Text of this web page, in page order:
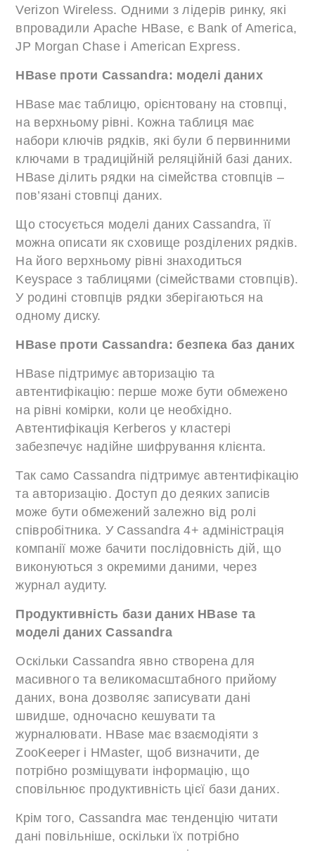
Verizon Wireless. Одними з лідерів ринку, які
впровадили Apache HBase, є Bank of America,
JP Morgan Chase і American Express.
HBase проти Cassandra: моделі даних
HBase має таблицю, орієнтовану на стовпці,
на верхньому рівні. Кожна таблиця має
набори ключів рядків, які були б первинними
ключами в традиційній реляційній базі даних.
HBase ділить рядки на сімейства стовпців –
пов’язані стовпці даних.
Що стосується моделі даних Cassandra, її
можна описати як сховище розділених рядків.
На його верхньому рівні знаходиться
Keyspace з таблицями (сімействами стовпців).
У родині стовпців рядки зберігаються на
одному диску.
HBase проти Cassandra: безпека баз даних
HBase підтримує авторизацію та
автентифікацію: перше може бути обмежено
на рівні комірки, коли це необхідно.
Автентифікація Kerberos у кластері
забезпечує надійне шифрування клієнта.
Так само Cassandra підтримує автентифікацію
та авторизацію. Доступ до деяких записів
може бути обмежений залежно від ролі
співробітника. У Cassandra 4+ адміністрація
компанії може бачити послідовність дій, що
виконуються з окремими даними, через
журнал аудиту.
Продуктивність бази даних HBase та
моделі даних Cassandra
Оскільки Cassandra явно створена для
масивного та великомасштабного прийому
даних, вона дозволяє записувати дані
швидше, одночасно кешувати та
журналювати. HBase має взаємодіяти з
ZooKeeper і HMaster, щоб визначити, де
потрібно розміщувати інформацію, що
сповільнює продуктивність цієї бази даних.
Крім того, Cassandra має тенденцію читати
дані повільніше, оскільки їх потрібно